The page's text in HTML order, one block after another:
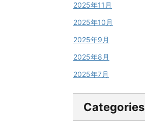
2025年11月
2025年10月
2025年9月
2025年8月
2025年7月
Categories